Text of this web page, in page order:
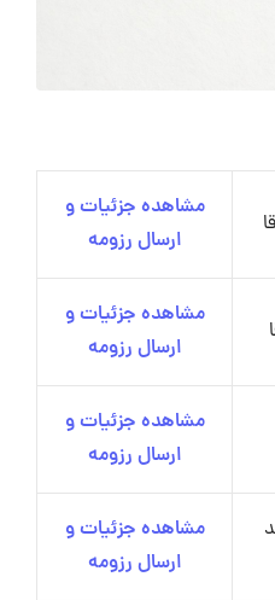
مشاهده جزئیات و
ارسال رزومه
مشاهده جزئیات و
ارسال رزومه
مشاهده جزئیات و
ارسال رزومه
مشاهده جزئیات و
ارسال رزومه